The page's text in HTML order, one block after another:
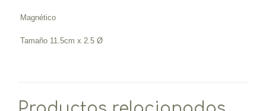
Magnético
Tamaño 11.5cm x 2.5 Ø